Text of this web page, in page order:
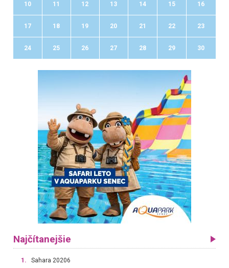
10 11 12 13 14 15 16
17 18 19 20 21 22 23
24 25 26 27 28 29 30
Najčítanejšie
1. Sahara 20206